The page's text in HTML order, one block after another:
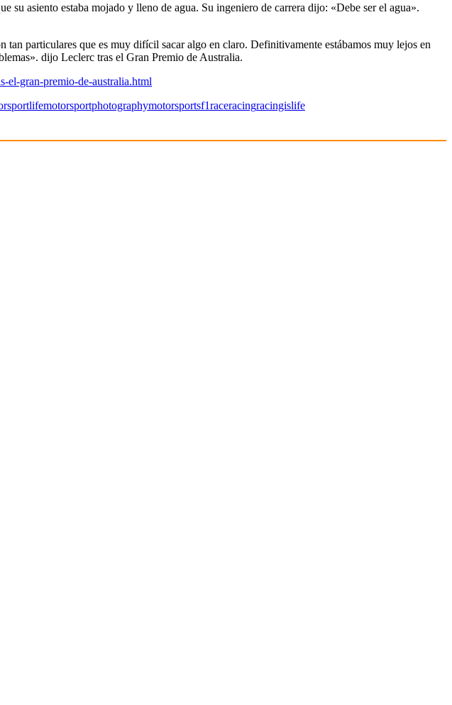
asiento estaba mojado y lleno de agua. Su ingeniero de carrera dijo: «Debe ser el agua».
particulares que es muy difícil sacar algo en claro. Definitivamente estábamos muy lejos en
dijo Leclerc tras el Gran Premio de Australia.
el-gran-premio-de-australia.html
motorsportphotographymotorsportsf1raceracingracingislife